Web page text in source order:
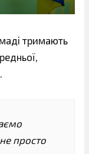
тримають
просто